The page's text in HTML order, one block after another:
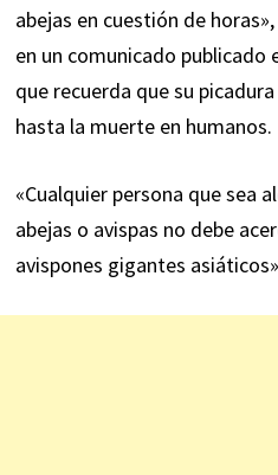
abejas en cuestión de
en un comunicado publicado
que recuerda que su
hasta la muerte en humanos.
«Cualquier persona que sea
abejas o avispas no debe
avispones gigantes